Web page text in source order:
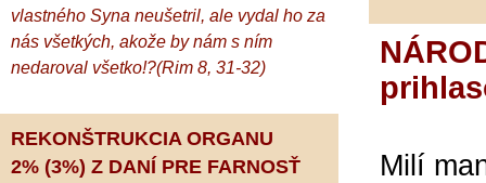
vlastného Syna neušetril, ale vydal ho za
nás všetkých, akože by nám s ním
nedaroval všetko!?(Rim 8, 31-32)
REKONŠTRUKCIA ORGANU
2% (3%) Z DANÍ PRE FARNOSŤ
Milí